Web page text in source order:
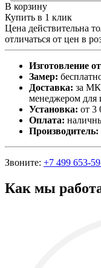
В корзину
Купить в 1 клик
Цена действительна
отличаться от цен в
Изготовление
Замер:
Доставка: за
менеджером для
Установка: от 3
Оплата:
Производитель:
Звоните: +7 499 653-
Как мы